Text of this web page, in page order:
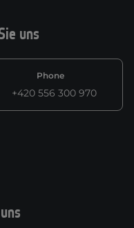
uns
Phone
+420 556 300 970